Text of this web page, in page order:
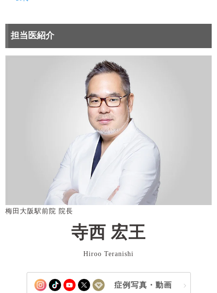
担当医紹介
梅田大阪駅前院 院長
寺西 宏王
Hiroo Teranishi
症例写真・動画